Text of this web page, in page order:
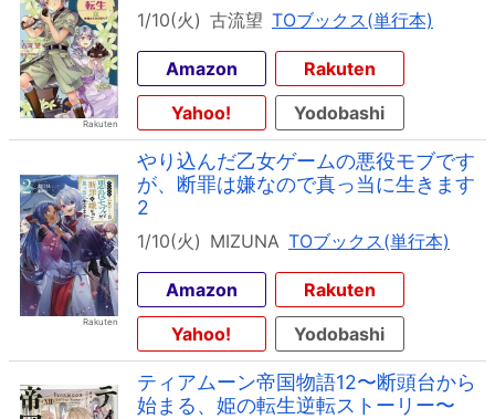
1/10(火) 古流望 TOブックス(単行本)
Amazon
Rakuten
Yahoo!
Yodobashi
やり込んだ乙女ゲームの悪役モブです
が、断罪は嫌なので真っ当に生きます
2
1/10(火) MIZUNA TOブックス(単行本)
Amazon
Rakuten
Yahoo!
Yodobashi
ティアムーン帝国物語12〜断頭台から
始まる、姫の転生逆転ストーリー〜